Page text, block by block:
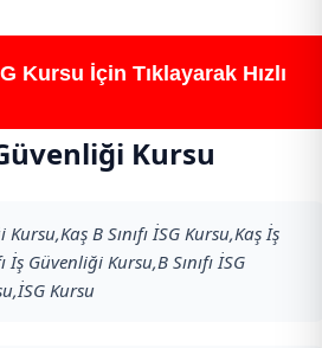
Kursu İçin Tıklayarak Hızlı
Güvenliği Kursu
Kursu,Kaş B Sınıfı İSG Kursu,Kaş İş
İş Güvenliği Kursu,B Sınıfı İSG
Kursu